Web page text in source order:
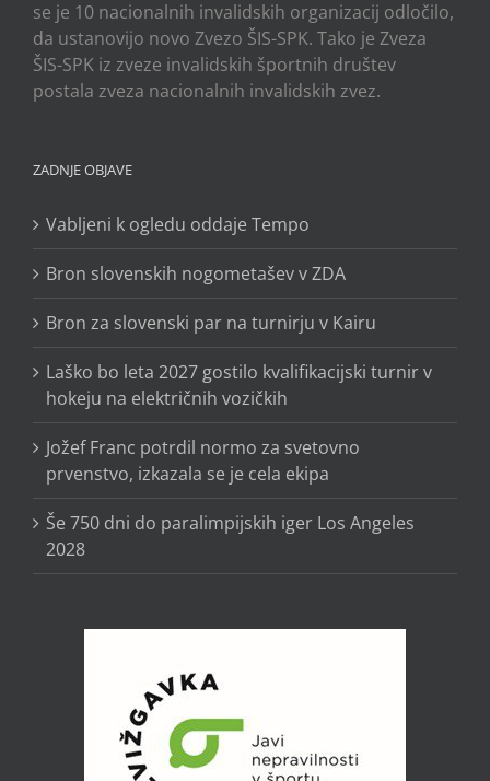
se je 10 nacionalnih invalidskih organizacij odločilo,
da ustanovijo novo Zvezo ŠIS-SPK. Tako je Zveza
ŠIS-SPK iz zveze invalidskih športnih društev
postala zveza nacionalnih invalidskih zvez.
ZADNJE OBJAVE
Vabljeni k ogledu oddaje Tempo
Bron slovenskih nogometašev v ZDA
Bron za slovenski par na turnirju v Kairu
Laško bo leta 2027 gostilo kvalifikacijski turnir v
hokeju na električnih vozičkih
Jožef Franc potrdil normo za svetovno
prvenstvo, izkazala se je cela ekipa
Še 750 dni do paralimpijskih iger Los Angeles
2028